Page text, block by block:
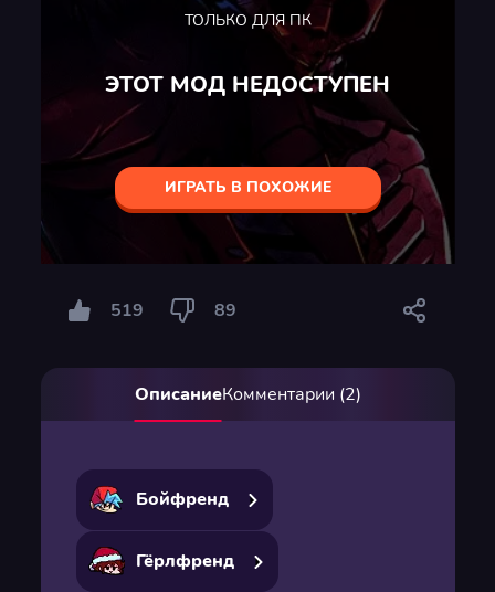
ТОЛЬКО ДЛЯ ПК
ЭТОТ МОД НЕДОСТУПЕН
ИГРАТЬ В ПОХОЖИЕ
519 89
ОписаниеКомментарии (2)
Бойфренд
Гёрлфренд